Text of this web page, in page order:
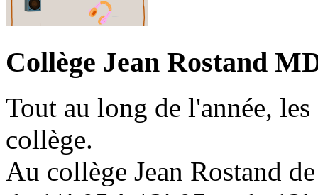
Collège Jean Rostand
Tout au long de l'année,
collège.
Au collège Jean Rostand